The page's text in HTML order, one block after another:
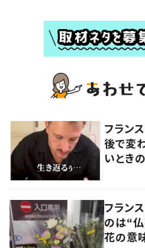
フラン
後で変
いとき
フラン
のは“
花の意